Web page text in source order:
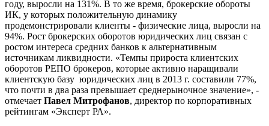
году, выросли на 131%. В то же время, брокерские обороты
ИК, у которых положительную динамику
продемонстрировали клиенты - физические лица, выросли на
94%. Рост брокерских оборотов юридических лиц связан с
ростом интереса средних банков к альтернативным
источникам ликвидности. «Темпы прироста клиентских
оборотов РЕПО брокеров, которые активно наращивали
клиентскую базу юридических лиц в 2013 г. составили 77%,
что почти в два раза превышает среднерыночное значение», -
отмечает Павел Митрофанов, директор по корпоративных
рейтингам «Эксперт РА».